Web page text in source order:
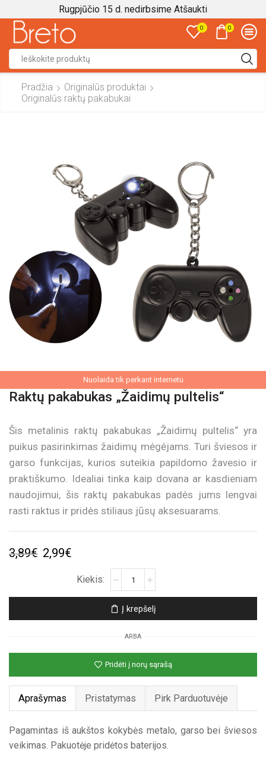
Rugpjūčio 15 d. nedirbsime Atšaukti
0 0
input
Pradžia
Originalūs produktai
Originalūs raktų pakabukai
Nuolaida tik perkant internetu
Raktų pakabukas „Žaidimų pultelis“
Šis metalinis raktų pakabukas „Žaidimų pultelis“ yra
puikus pasirinkimas žaidimų mėgėjams. Turi šviesos ir
garso funkcijas, kurios suteikia papildomo žavesio ir
praktiškumo. Idealiai tinka kaip dovana ar kasdieniam
naudojimui, šis raktų pakabukas padės jums lengvai
rasti raktus ir pridės stiliaus jūsų aksesuarams.
3,89€ Original
2,99€
Raktų
pakabukas
pultelis“
Į krepšelį
ARBA
Pridėti į norų sąrašą
Aprašymas Pristatymas Pirk Parduotuvėje
Pagamintas iš aukštos kokybės metalo, garso bei šviesos
veikimas. Pakuotėje pridėtos baterijos.